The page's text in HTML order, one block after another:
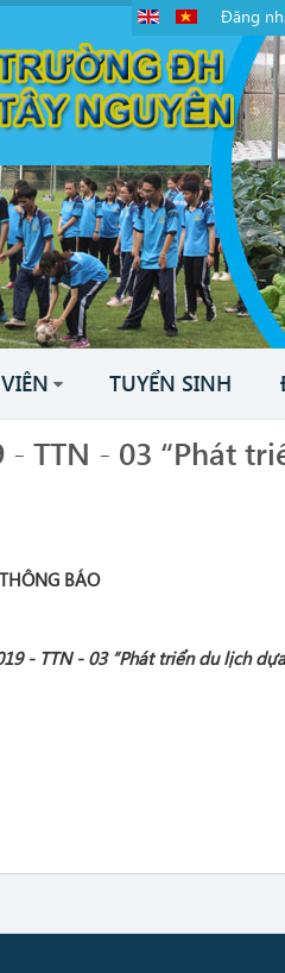
Đăng
TUYỂN SINH
TTN - 03 “Phát
THÔNG BÁO
- TTN - 03 “Phát triển du lịch